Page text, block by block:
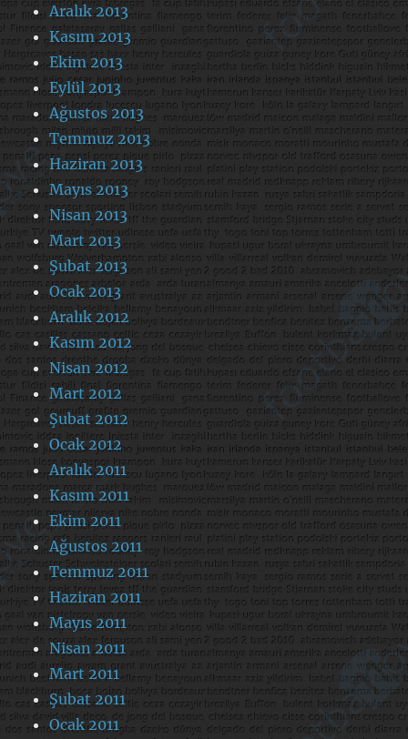
Aralık 2013
Kasım 2013
Ekim 2013
Eylül 2013
Ağustos 2013
Temmuz 2013
Haziran 2013
Mayıs 2013
Nisan 2013
Mart 2013
Şubat 2013
Ocak 2013
Aralık 2012
Kasım 2012
Nisan 2012
Mart 2012
Şubat 2012
Ocak 2012
Aralık 2011
Kasım 2011
Ekim 2011
Ağustos 2011
Temmuz 2011
Haziran 2011
Mayıs 2011
Nisan 2011
Mart 2011
Şubat 2011
Ocak 2011